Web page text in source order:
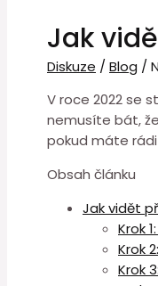
Jak
Diskuze / Blog /
V roce 2022 se
nemusíte bát,
pokud máte
Obsah článku
Jak vidět
Krok
Krok
Krok